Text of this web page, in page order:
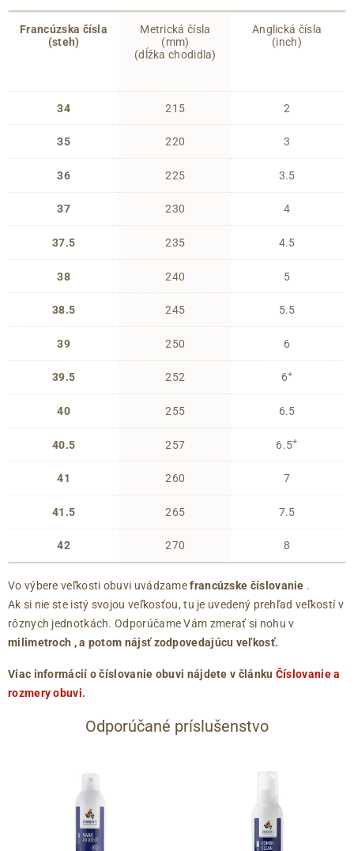
Francúzska čísla
(steh)
34
35
36
37
37.5
38
38.5
39
39.5
40
40.5
41
41.5
42
Metrická čísla
(mm)
(dĺžka chodidla)
215
220
225
230
235
240
245
250
252
255
257
260
265
270
Anglická čísla
(inch)
2
3
3.5
4
4.5
5
5.5
6
6+
6.5
6.5+
7
7.5
8
Vo výbere veľkosti obuvi uvádzamefrancúzske číslovanie .
Ak si nie ste istý svojou veľkosťou, tu je uvedený prehľad veľkostí v
rôznych jednotkách. Odporúčame Vám zmerať si nohu v
milimetroch , a potom nájsť zodpovedajúcu veľkosť.
Viac informácií o číslovanie obuvi nájdete v článku Číslovanie a
rozmery obuvi.
Odporúčané príslušenstvo